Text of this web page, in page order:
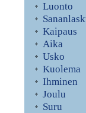
Luonto
Kaipaus
Aika
Usko
Kuolema
Ihminen
Joulu
Suru